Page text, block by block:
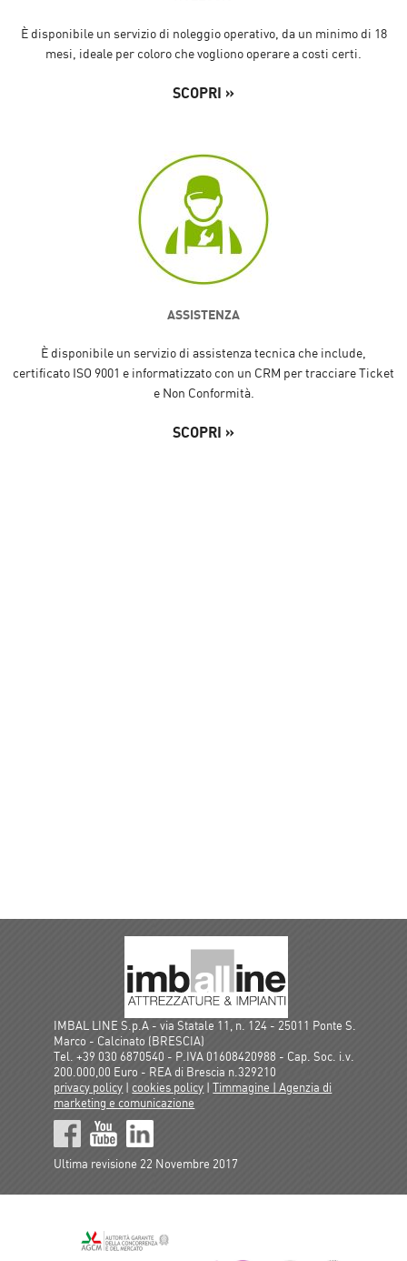
È disponibile un servizio di noleggio operativo, da un minimo di 18
mesi, ideale per coloro che vogliono operare a costi certi.
SCOPRI »
ASSISTENZA
È disponibile un servizio di assistenza tecnica che include,
certificato ISO 9001 e informatizzato con un CRM per tracciare Ticket
e Non Conformità.
SCOPRI »
IMBAL LINE S.p.A - via Statale 11, n. 124 - 25011 Ponte S.
Marco - Calcinato (BRESCIA)
Tel. +39 030 6870540 - P.IVA 01608420988 - Cap. Soc. i.v.
200.000,00 Euro - REA di Brescia n.329210
privacy policy |cookies policy |Timmagine | Agenzia di
marketing e comunicazione
Ultima revisione 22 Novembre 2017